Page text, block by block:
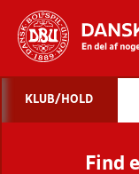
KLUB/HOLD
Find